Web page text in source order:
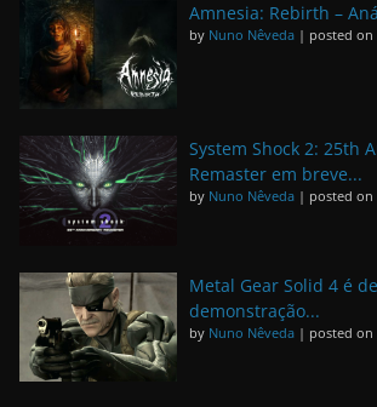
Amnesia: Rebirth –
by Nuno Nêveda | posted on
System Shock 2: 25th
Remaster em breve...
by Nuno Nêveda | posted on
Metal Gear Solid 4 é
demonstração...
by Nuno Nêveda | posted on